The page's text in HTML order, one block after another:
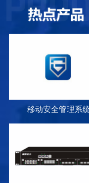
移动安全管理系